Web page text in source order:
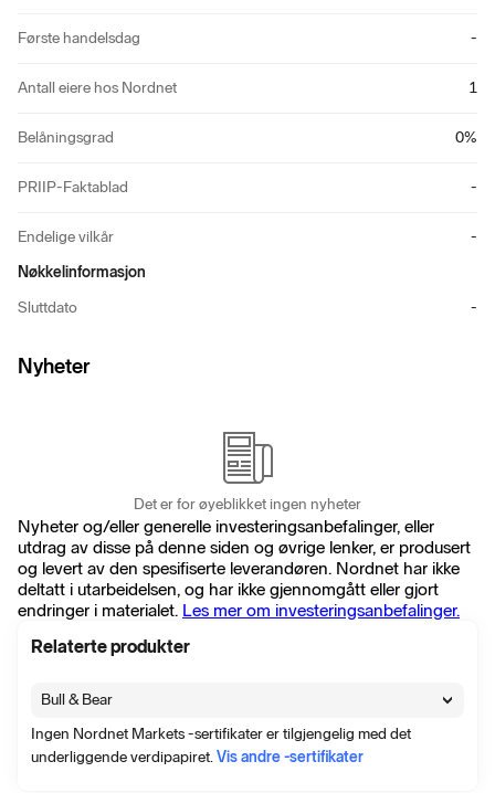
Første handelsdag -
Antall eiere hos Nordnet 1
Belåningsgrad 0%
PRIIP-Faktablad -
Endelige vilkår
-
Nøkkelinformasjon
Sluttdato
-
Nyheter
Det er for øyeblikket ingen nyheter
Nyheter og/eller generelle investeringsanbefalinger, eller
utdrag av disse på denne siden og øvrige lenker, er produsert
og levert av den spesifiserte leverandøren. Nordnet har ikke
deltatt i utarbeidelsen, og har ikke gjennomgått eller gjort
endringer i materialet. Les mer om investeringsanbefalinger.
Relaterte produkter
Bull & Bear
Ingen Nordnet Markets -sertifikater er tilgjengelig med det
underliggende verdipapiret.Vis andre -sertifikater